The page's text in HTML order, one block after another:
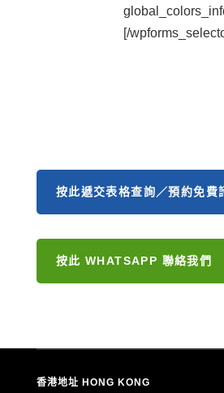
[/
按此遞交表格查詢／預約免費
按此 WHATSAPP 聯絡我們
香港地址 HONG KONG